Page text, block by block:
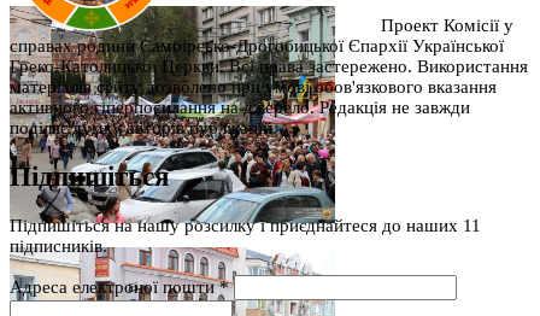
Проект Комісії у
справах родини Самбірсько-Дрогобицької Єпархії Української
Греко-Католицької Церкви. Всі права застережено. Використання
матеріалів сайту дозволено при умові обов'язкового вказання
активного гіперпосилання на джерело. Редакція не завжди
поділяє думку авторів публікацій.
Підпишіться
Підпишіться на нашу розсилку і приєднайтеся до наших 11
підписників.
Адреса електроної пошти*